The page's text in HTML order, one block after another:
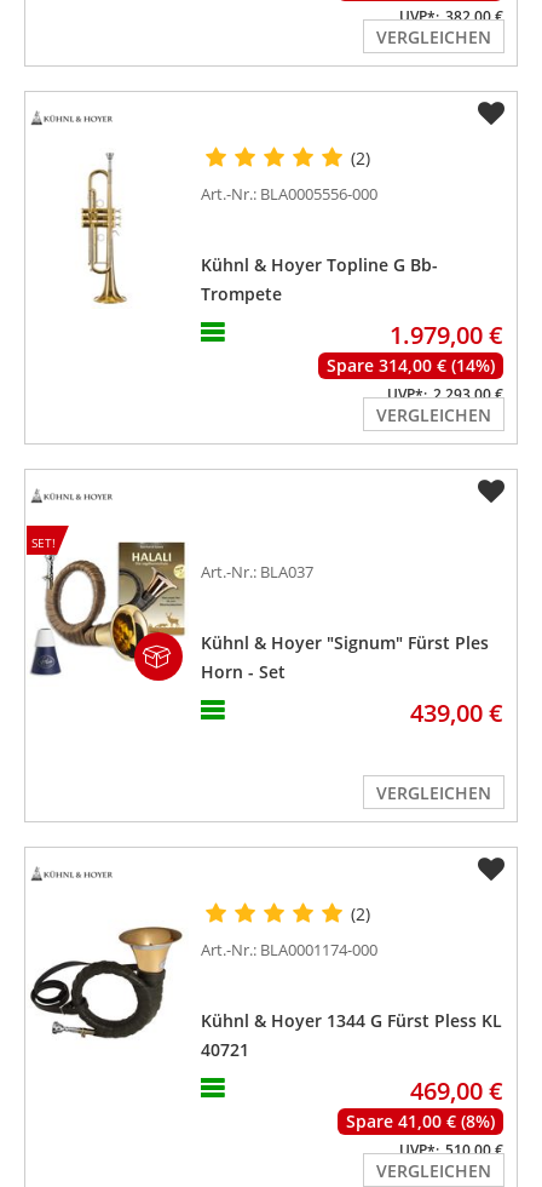
UVP*: 382,00 €
VERGLEICHEN
(2)
Art.-Nr.: BLA0005556-000
Kühnl & Hoyer Topline G Bb-
Trompete
1.979,00 €
Spare 314,00 € (14%)
UVP*: 2.293,00 €
VERGLEICHEN
SET!
Art.-Nr.: BLA037
Kühnl & Hoyer "Signum" Fürst Ples
Horn - Set
439,00 €
VERGLEICHEN
(2)
Art.-Nr.: BLA0001174-000
Kühnl & Hoyer 1344 G Fürst Pless KL
40721
469,00 €
Spare 41,00 € (8%)
UVP*: 510,00 €
VERGLEICHEN